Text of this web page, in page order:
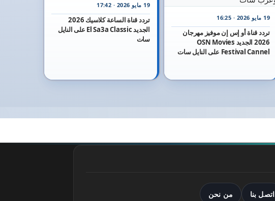
19 مايو 2026 · 16:25
تردد قناة أو إس إن موفيز مهرجان
2026 الجديد OSN Movies
Festival Cannel على النايل سات
19 مايو 2026 · 17:42
تردد قناة الساعة كلاسيك 2026
الجديد El Sa3a Classic على النايل
سات
اتصل بنا من نحن